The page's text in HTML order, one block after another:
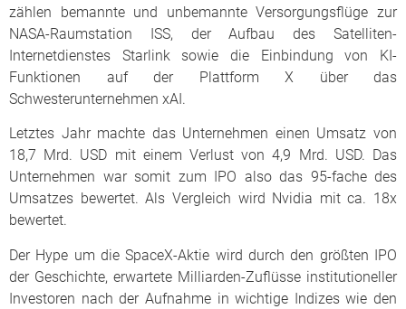
zählen bemannte und unbemannte Versorgungsflüge zur
NASA-Raumstation ISS, der Aufbau des Satelliten-
Internetdienstes Starlink sowie die Einbindung von KI-
Funktionen auf der Plattform X über das
Schwesterunternehmen xAI.
Letztes Jahr machte das Unternehmen einen Umsatz von
18,7 Mrd. USD mit einem Verlust von 4,9 Mrd. USD. Das
Unternehmen war somit zum IPO also das 95-fache des
Umsatzes bewertet. Als Vergleich wird Nvidia mit ca. 18x
bewertet.
Der Hype um die SpaceX-Aktie wird durch den größten IPO
der Geschichte, erwartete Milliarden-Zuflüsse institutioneller
Investoren nach der Aufnahme in wichtige Indizes wie den